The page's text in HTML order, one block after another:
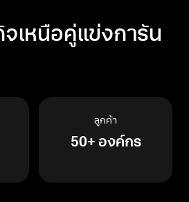
เหนือคู่แข่งการัน
ลูกค้า
50+ องค์กร